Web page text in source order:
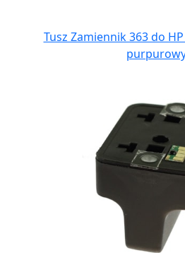
Tusz Zamiennik 363 do HP